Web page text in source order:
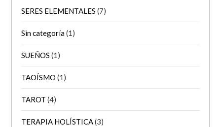
SERES ELEMENTALES (7)
Sin categoría(1)
SUEÑOS (1)
TAOÍSMO (1)
TAROT (4)
TERAPIA HOLÍSTICA(3)